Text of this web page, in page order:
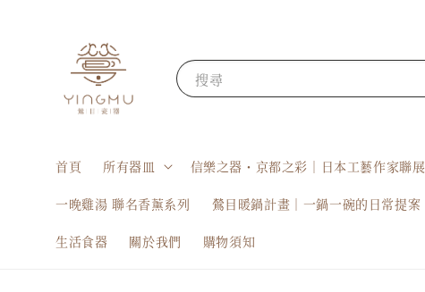
搜尋
首頁 所有器皿 信樂之器・京都之彩｜日本工藝作家聯展
一晚雞湯 聯名香薰系列 鶯目暖鍋計畫｜一鍋一碗的日常提案
生活食器 關於我們 購物須知